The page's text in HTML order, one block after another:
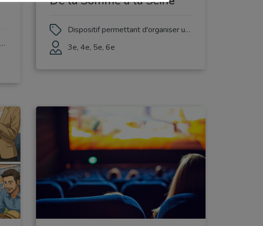
Dispositif permettant d'organiser une sortie artistique ou culturelle à Paris
3e, 4e, 5e, 6e